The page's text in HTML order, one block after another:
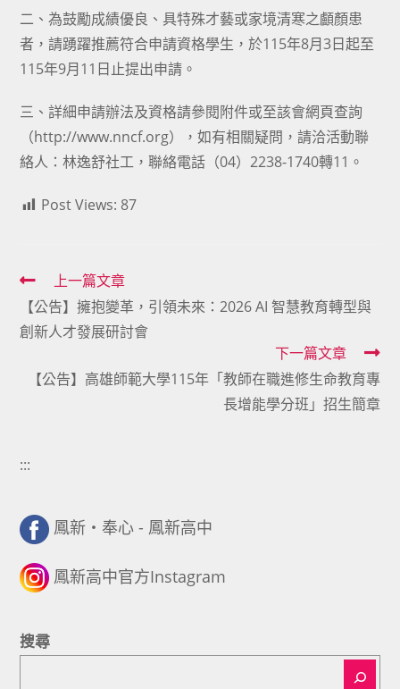
二、為鼓勵成績優良、具特殊才藝或家境清寒之顱顏患
者，請踴躍推薦符合申請資格學生，於115年8月3日起至
115年9月11日止提出申請。
三、詳細申請辦法及資格請參閱附件或至該會網頁查詢
（http://www.nncf.org），如有相關疑問，請洽活動聯
絡人：林逸舒社工，聯絡電話（04）2238-1740轉11。
Post Views: 87
Read
more
articles
上一篇文章
【公告】擁抱變革，引領未來：2026 AI 智慧教育轉型與
創新人才發展研討會
下一篇文章
【公告】高雄師範大學115年「教師在職進修生命教育專
長增能學分班」招生簡章
:::
鳳新・奉心 - 鳳新高中
鳳新高中官方Instagram
搜尋